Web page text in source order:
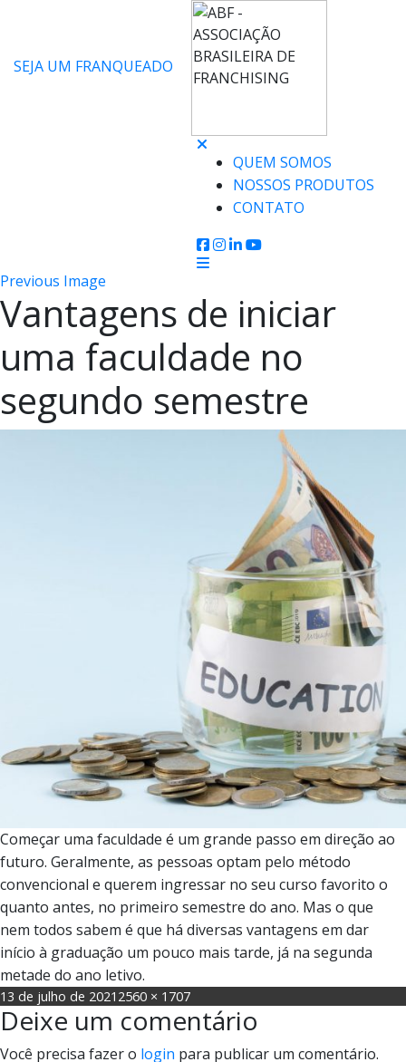
SEJA UM FRANQUEADO
QUEM SOMOS
NOSSOS PRODUTOS
CONTATO
Previous Image
Vantagens de iniciar
uma faculdade no
segundo semestre
Começar uma faculdade é um grande passo em direção ao
futuro. Geralmente, as pessoas optam pelo método
convencional e querem ingressar no seu curso favorito o
quanto antes, no primeiro semestre do ano. Mas o que
nem todos sabem é que há diversas vantagens em dar
início à graduação um pouco mais tarde, já na segunda
metade do ano letivo.
Posted
on
13 de julho de 2021 Full
size
2560 × 1707
Deixe um comentário
Você precisa fazer o login para publicar um comentário.